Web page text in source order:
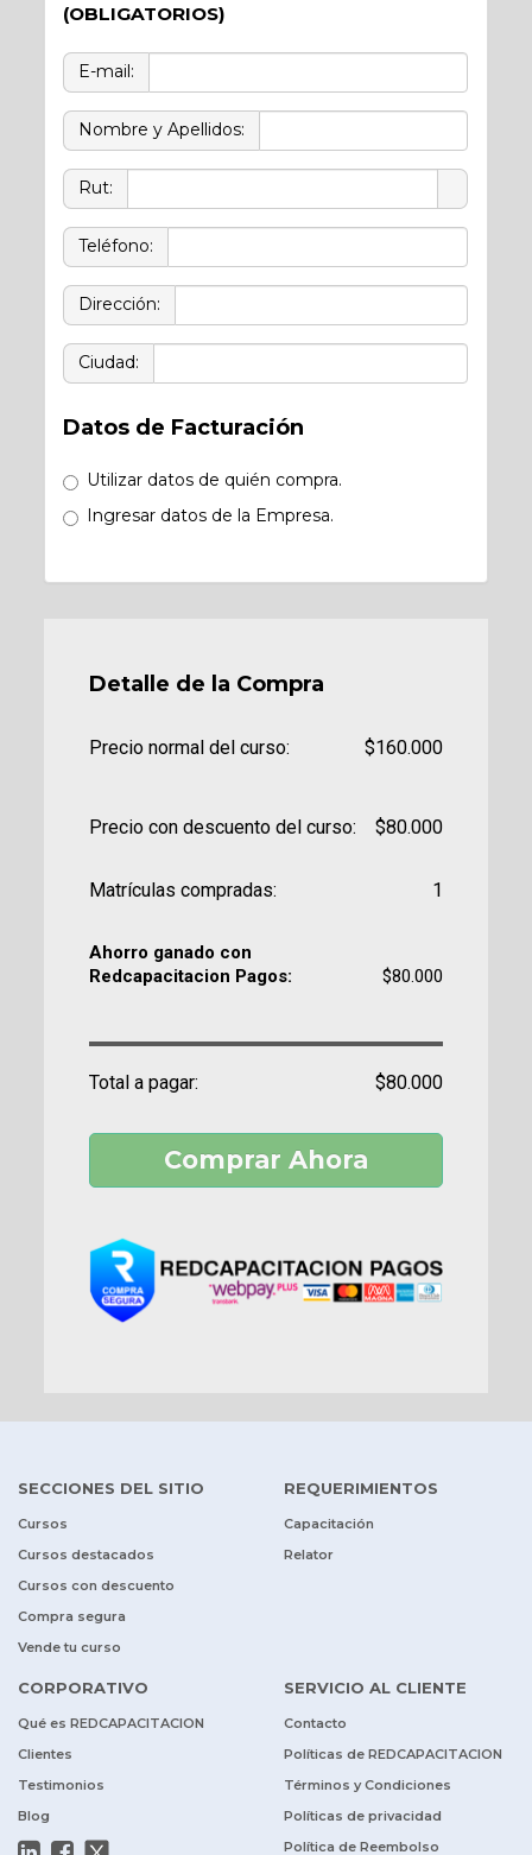
(OBLIGATORIOS)
E-mail:
Nombre y Apellidos:
Rut:
Teléfono:
Dirección:
Ciudad:
Datos de Facturación
Utilizar datos de quién compra.
Ingresar datos de la Empresa.
Detalle de la Compra
Precio normal del curso: $160.000
Precio con descuento del curso: $80.000
Matrículas compradas: 1
Ahorro ganado con
Redcapacitacion Pagos:
$80.000
Total a pagar: $80.000
Comprar Ahora
SECCIONES DEL SITIO
Cursos
Cursos destacados
Cursos con descuento
Compra segura
Vende tu curso
REQUERIMIENTOS
Capacitación
Relator
CORPORATIVO
Qué es REDCAPACITACION
Clientes
Testimonios
Blog
SERVICIO AL CLIENTE
Contacto
Políticas de REDCAPACITACION
Términos y Condiciones
Políticas de privacidad
Política de Reembolso